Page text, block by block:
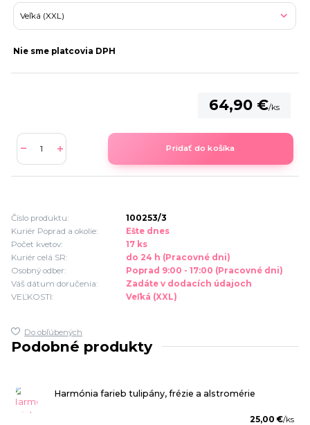
Nie sme platcovia DPH
64,90 €/ks
Pridať do košíka
Číslo produktu:
100253/3
Kuriér Poprad a okolie:
Ešte dnes
Počet kvetov:
17 ks
Kuriér celá SR:
do 24 h (Pracovné dni)
Osobný odber:
Poprad 9:00 - 17:00 (Pracovné dni)
Váš dátum doručenia:
Zadáte v dodacích údajoch
VEĽKOSTI:
Veľká (XXL)
Do obľúbených
Podobné produkty
Harmónia farieb tulipány, frézie a alstromérie
25,00 €/ks